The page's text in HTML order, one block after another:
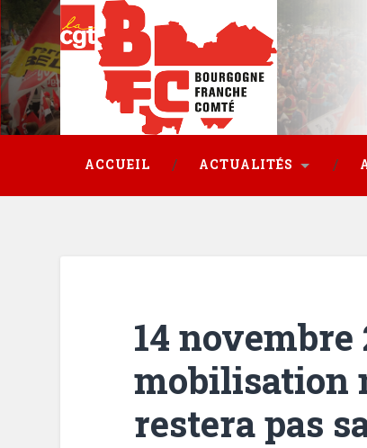
ACCUEIL ACTUALITÉS
14 novembre
mobilisation
restera pas